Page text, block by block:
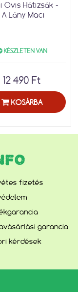
Ovis Hátizsák -
Lány Maci
KÉSZLETEN VAN
12 490 Ft
KOSÁRBA
fizetés
garancia
kérdések